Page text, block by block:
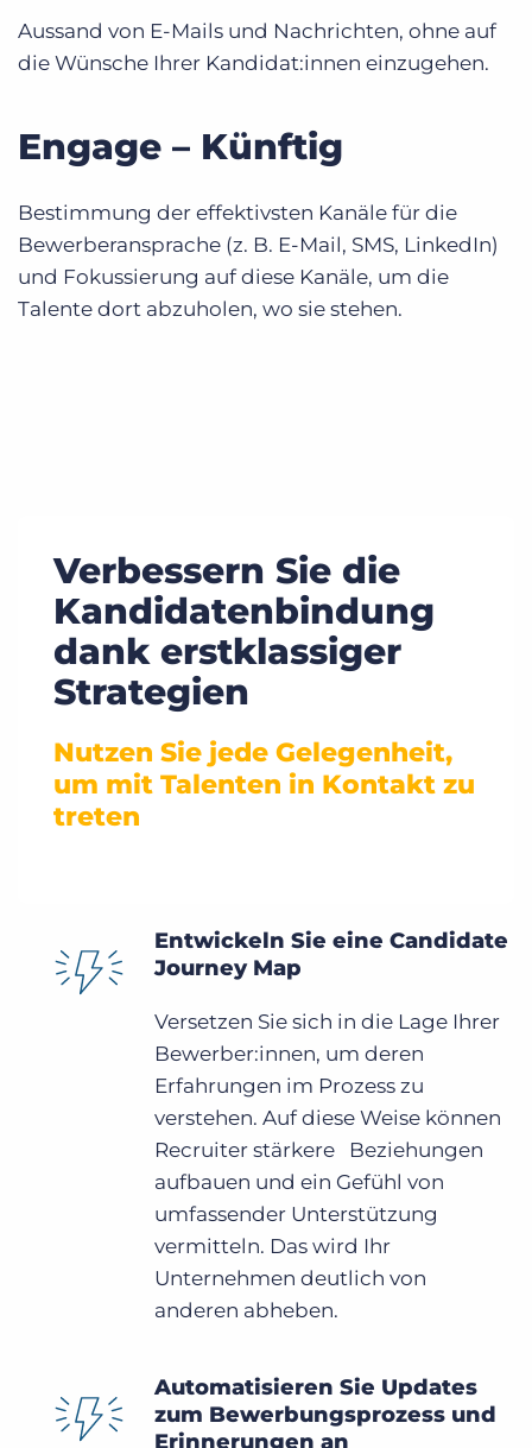
Aussand von E-Mails und Nachrichten, ohne auf
die Wünsche Ihrer Kandidat:innen einzugehen.
Engage – Künftig
Bestimmung der effektivsten Kanäle für die
Bewerberansprache (z. B. E-Mail, SMS, LinkedIn)
und Fokussierung auf diese Kanäle, um die
Talente dort abzuholen, wo sie stehen.
Verbessern Sie die
Kandidatenbindung
dank erstklassiger
Strategien
Nutzen Sie jede Gelegenheit,
um mit Talenten in Kontakt zu
treten
Entwickeln Sie eine Candidate
Journey Map
Versetzen Sie sich in die Lage Ihrer
Bewerber:innen, um deren
Erfahrungen im Prozess zu
verstehen. Auf diese Weise können
Recruiter stärkere Beziehungen
aufbauen und ein Gefühl von
umfassender Unterstützung
vermitteln. Das wird Ihr
Unternehmen deutlich von
anderen abheben.
Automatisieren Sie Updates
zum Bewerbungsprozess und
Erinnerungen an